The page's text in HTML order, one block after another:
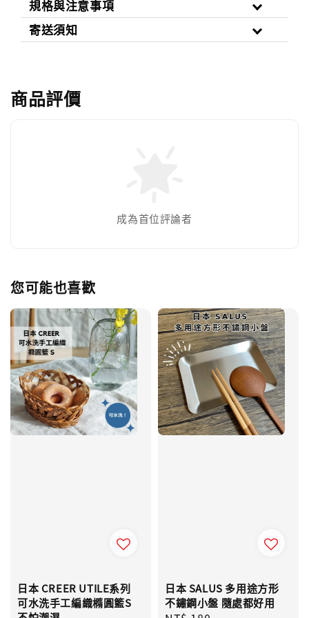
規格與注意事項
寄送須知
商品評價
成為首位評論者
您可能也喜歡
日本 CREER UTILE系列
可水洗手工編織橢圓籃S
日本 SALUS 多用途方形
不鏽鋼小盤 隨處都好用